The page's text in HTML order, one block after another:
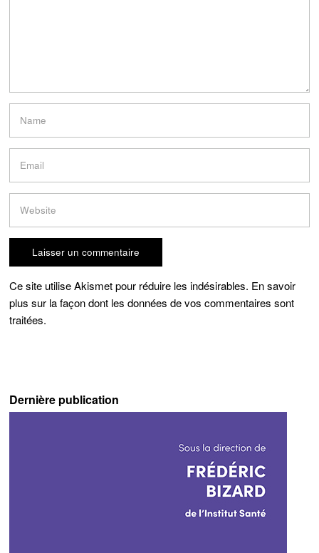
Ce site utilise Akismet pour réduire les indésirables. En savoir
plus sur la façon dont les données de vos commentaires sont
traitées.
Dernière publication